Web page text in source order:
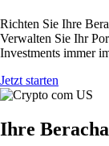
Richten Sie Ihre
Verwalten Sie Ihr
Investments immer
Jetzt starten
Ihre